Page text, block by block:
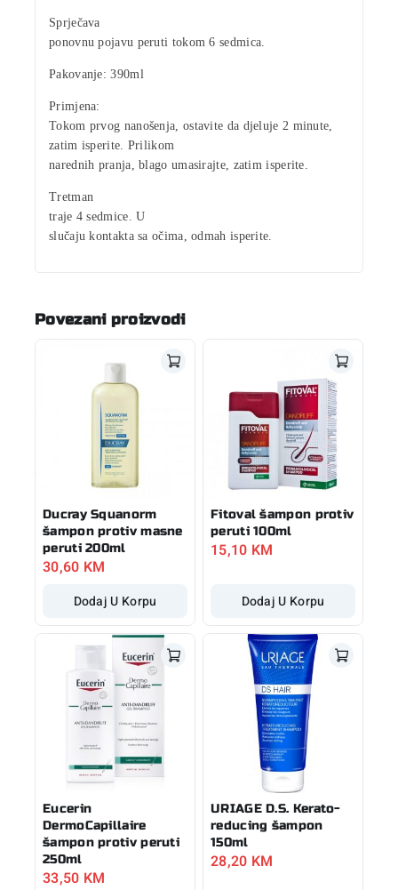
Sprječava
ponovnu pojavu peruti tokom 6 sedmica.
Pakovanje:390ml
Primjena:
Tokom prvog nanošenja, ostavite da djeluje 2 minute,
zatim isperite. Prilikom
narednih pranja, blago umasirajte, zatim isperite.
Tretman
traje 4 sedmice. U
slučaju kontakta sa očima, odmah isperite.
Povezani proizvodi
Ducray Squanorm
šampon protiv masne
peruti 200ml
30,60 KM
Dodaj U Korpu
Fitoval šampon protiv
peruti 100ml
15,10 KM
Dodaj U Korpu
Eucerin
DermoCapillaire
šampon protiv peruti
250ml
33,50 KM
URIAGE D.S. Kerato-
reducing šampon
150ml
28,20 KM